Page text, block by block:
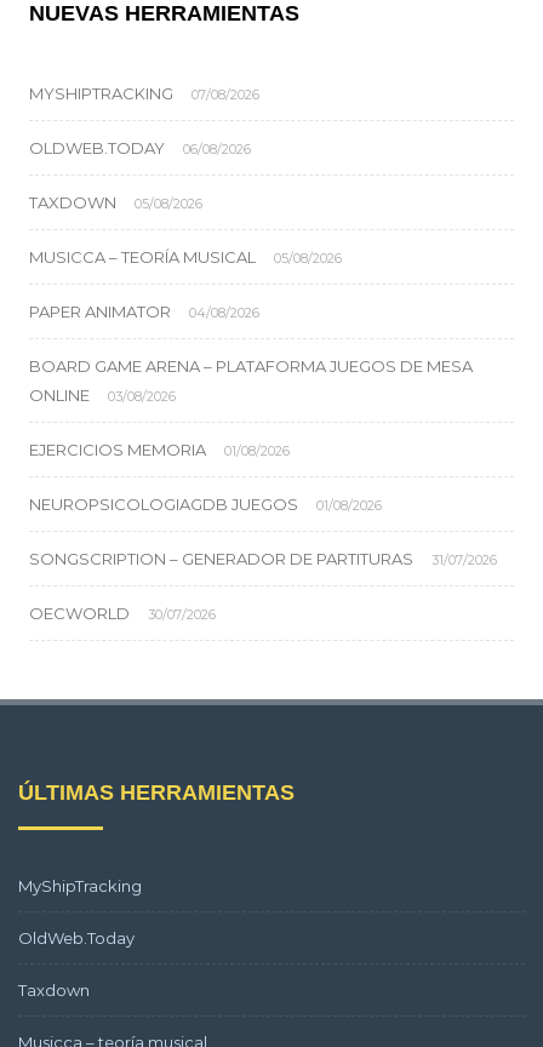
NUEVAS HERRAMIENTAS
MYSHIPTRACKING 07/08/2026
OLDWEB.TODAY 06/08/2026
TAXDOWN 05/08/2026
MUSICCA – TEORÍA MUSICAL 05/08/2026
PAPER ANIMATOR 04/08/2026
BOARD GAME ARENA – PLATAFORMA JUEGOS DE MESA
ONLINE
03/08/2026
EJERCICIOS MEMORIA 01/08/2026
NEUROPSICOLOGIAGDB JUEGOS 01/08/2026
SONGSCRIPTION – GENERADOR DE PARTITURAS 31/07/2026
OECWORLD 30/07/2026
ÚLTIMAS HERRAMIENTAS
MyShipTracking
OldWeb.Today
Taxdown
Musicca – teoría musical